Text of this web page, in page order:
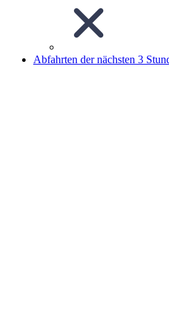
Abfahrten der nächsten 3